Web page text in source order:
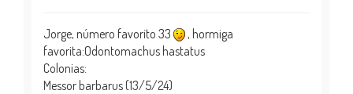
Jorge, número favorito 33
, hormiga
favorita:Odontomachus hastatus
Colonias:
Messor barbarus (13/5/24)